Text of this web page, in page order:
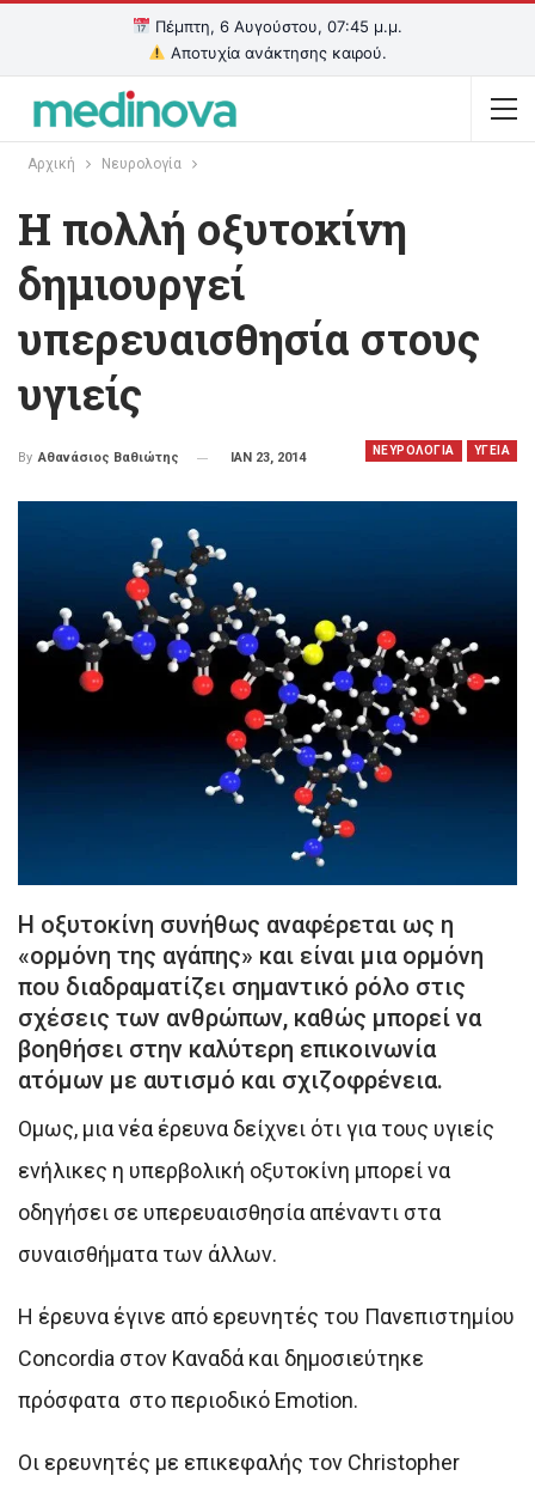
Πέμπτη, 6 Αυγούστου, 07:45 μ.μ.
Αποτυχία ανάκτησης καιρού.
Αρχική Νευρολογία
Η πολλή οξυτοκίνη
δημιουργεί
υπερευαισθησία στους
υγιείς
ΝΕΥΡΟΛΟΓΙΑ ΥΓΕΙΑ
By Αθανάσιος Βαθιώτης ΙΑΝ 23, 2014
Η οξυτοκίνη συνήθως αναφέρεται ως η
«ορμόνη της αγάπης» και είναι μια ορμόνη
που διαδραματίζει σημαντικό ρόλο στις
σχέσεις των ανθρώπων, καθώς μπορεί να
βοηθήσει στην καλύτερη επικοινωνία
ατόμων με αυτισμό και σχιζοφρένεια.
Ομως, μια νέα έρευνα δείχνει ότι για τους υγιείς
ενήλικες η υπερβολική οξυτοκίνη μπορεί να
οδηγήσει σε υπερευαισθησία απέναντι στα
συναισθήματα των άλλων.
Η έρευνα έγινε από ερευνητές του Πανεπιστημίου
Concordia στον Καναδά και δημοσιεύτηκε
πρόσφατα στο περιοδικό Emotion.
Οι ερευνητές με επικεφαλής τον Christopher